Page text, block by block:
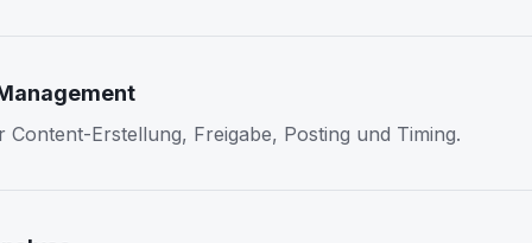
Content-Erstellung, Freigabe, Posting und Timing.